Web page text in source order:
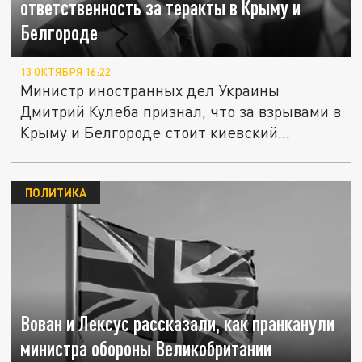
ответственность за теракты в Крыму и
Белгороде
13 ОКТЯБРЯ 16:22
Министр иностранных дел Украины
Дмитрий Кулеба признал, что за взрывами в
Крыму и Белгороде стоит киевский...
Вован и Лексус рассказали, как пранканули
министра обороны Великобритании
ПОЛИТИКА